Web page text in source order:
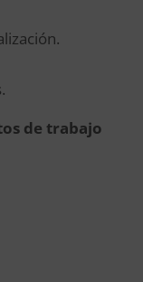
de trabajo